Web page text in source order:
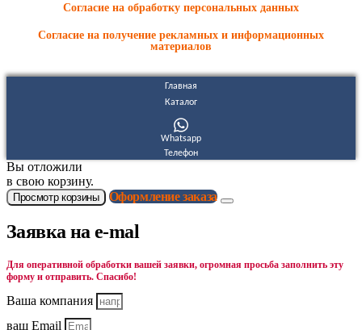
Согласие на обработку персональных данных
Согласие на получение рекламных и информационных
материалов
Главная
Каталог
Whatsapp
Телефон
Вы отложили
в свою корзину.
Просмотр корзины Оформление заказа
Заявка на e-mal
Для оперативной обработки вашей заявки, огромная просьба заполнить эту
форму и отправить. Спасибо!
Ваша компания
ваш Email